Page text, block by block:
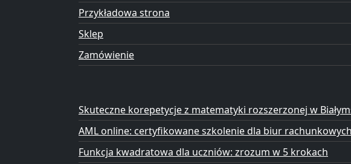
Przykładowa strona
Sklep
Zamówienie
Skuteczne korepetycje z matematyki rozszerzonej w
AML online: certyfikowane szkolenie dla biur
Funkcja kwadratowa dla uczniów: zrozum w 5 krokach